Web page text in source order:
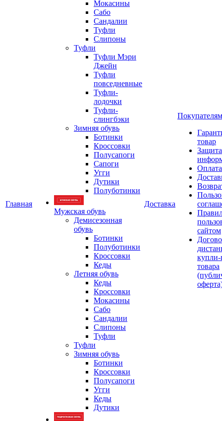
Главная
Мокасины
Сабо
Сандалии
Туфли
Слипоны
Туфли
Туфли Мэри
Джейн
Туфли
повседневные
Туфли-
лодочки
Туфли-
слингбэки
Зимняя обувь
Ботинки
Кроссовки
Полусапоги
Сапоги
Угги
Дутики
Полуботинки
Мужская обувь
Демисезонная
обувь
Ботинки
Полуботинки
Кроссовки
Кеды
Летняя обувь
Кеды
Кроссовки
Мокасины
Сабо
Сандалии
Слипоны
Туфли
Туфли
Зимняя обувь
Ботинки
Кроссовки
Полусапоги
Угги
Кеды
Дутики
Доставка
Покупателям
товар
Защита
Оплата
сайтом
товара